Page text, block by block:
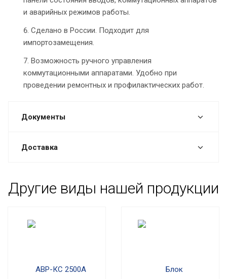
и аварийных режимов работы.
Сделано в России. Подходит для
импортозамещения.
Возможность ручного управления
коммутационными аппаратами. Удобно при
проведении ремонтных и профилактических работ.
Документы
Доставка
Другие виды нашей продукции